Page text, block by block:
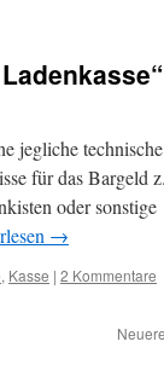
jegliche technische
für das Bargeld
oder sonstige
→
, Kasse | 2 Kommentare